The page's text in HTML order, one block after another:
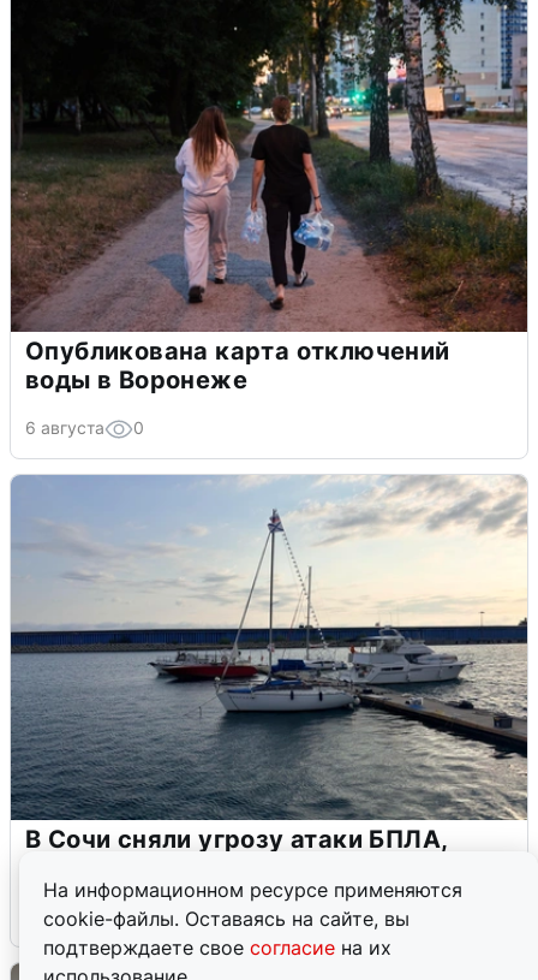
На информационном ресурсе применяются
cookie-файлы. Оставаясь на сайте, вы
подтверждаете свое согласие на их
Опубликована карта отключений
воды в Воронеже
6 августа 0
В Сочи сняли угрозу атаки БПЛА,
6 августа 0